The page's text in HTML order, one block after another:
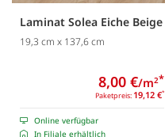
Laminat Solea Eiche Beige
19,3 cm x 137,6 cm
Paketpreis: 19,12 €*
8,00 €/m2*
Online verfügbar
In Filiale erhältlich